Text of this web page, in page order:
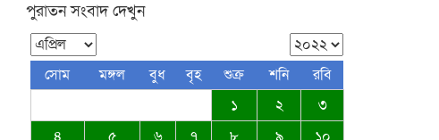
জকিগঞ্জ-কানাইঘাটসহ দেশবাসীকে
ঈদুল ফিতরের শুভেচ্ছা জানিয়েছেন:
ব্যারিস্টার আকমাম খাঁন
পুরাতন সংবাদ দেখুন
সোম মঙ্গল বুধ বৃহ শুক্র শনি
রবি
১
২
৩